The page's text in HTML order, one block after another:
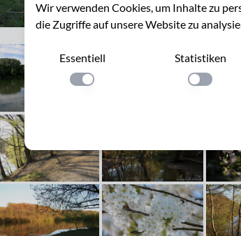
Wir verwenden Cookies, um Inhalte zu
die Zugriffe auf unsere Website zu
Essentiell
Einstellung anwenden
Statistiken